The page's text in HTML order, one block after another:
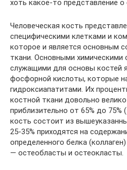
хоть какое-то представление
Человеческая кость
специфическими клетками и
которое и является основным
ткани. Основными химическими
служащими для основы костей
фосфорной кислоты, которые
гидроксиапатитами. Их
костной ткани довольно
приблизительно от 65% до 75%
кость состоит из
25-35% приходятся на
определенного белка
— остеобласты и остеокласты.